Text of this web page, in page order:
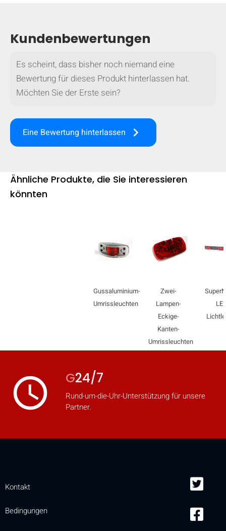
Kundenbewertungen
Es scheint, dass bisher noch niemand eine
Bewertung für dieses Produkt hinterlassen hat.
Möchten Sie der Erste sein?
Eine Bewertung hinterlassen keyboard_arrow_right
Ähnliche Produkte, die Sie interessieren
könnten
Gussaluminium-
Umrissleuchten
Zwei-
Lampen-
Eckige-
Kanten-
Umrissleuchten
access_time G24/7
Rund-um-die-Uhr-Unterstützung für unsere
Partner.
Kontakt
Bedingungen